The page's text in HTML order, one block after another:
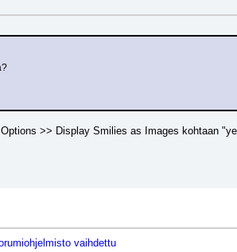
>> Display Smilies as Images kohtaan
vaihdettu